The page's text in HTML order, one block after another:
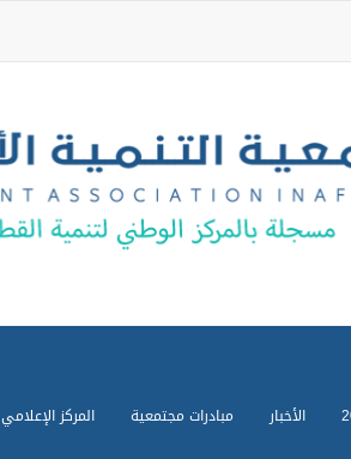
الأخبار مبادرات مجتمعية المركز الإعلامي